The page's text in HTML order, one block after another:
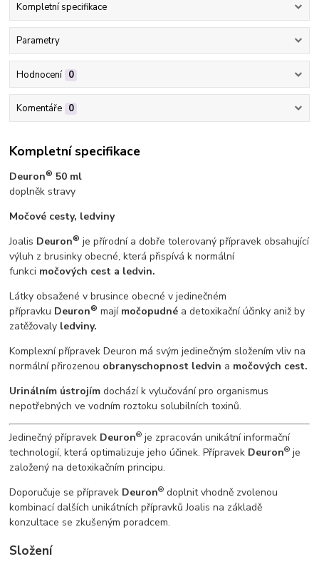
Kompletní specifikace
Parametry
Hodnocení 0
Komentáře 0
Kompletní specifikace
Deuron® 50 ml
doplněk stravy
Močové cesty, ledviny
Joalis Deuron® je přírodní a dobře tolerovaný přípravek obsahující
výluh z brusinky obecné, která přispívá k normální
funkci močových cest a ledvin.
Látky obsažené v brusince obecné v jedinečném
přípravku Deuron® mají močopudné a detoxikační účinky aniž by
zatěžovaly ledviny.
Komplexní přípravek Deuron má svým jedinečným složením vliv na
normální přirozenou obranyschopnost ledvin a močových cest.
Urinálním ústrojím dochází k vylučování pro organismus
nepotřebných ve vodním roztoku solubilních toxinů.
Jedinečný přípravek Deuron® je zpracován unikátní informační
technologií, která optimalizuje jeho účinek. Přípravek Deuron® je
založený na detoxikačním principu.
Doporučuje se přípravek Deuron® doplnit vhodně zvolenou
kombinací dalších unikátních přípravků Joalis na základě
konzultace se zkušeným poradcem.
Složení